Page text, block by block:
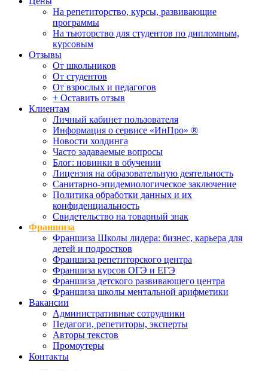
На репетиторство, курсы, развивающие
программы
На тьюторство для студентов по дипломным,
курсовым
Отзывы
От школьников
От студентов
От взрослых и педагогов
+ Оставить отзыв
Клиентам
Личный кабинет пользователя
Информация о сервисе «ИнПро» ®
Новости холдинга
Часто задаваемые вопросы
Блог: новинки в обучении
Лицензия на образовательную деятельность
Санитарно-эпидемиологическое заключение
Политика обработки данных и их
конфиденциальность
Свидетельство на товарный знак
Франшиза
Франшиза Школы лидера: бизнес, карьера для
детей и подростков
Франшиза репетиторского центра
Франшиза курсов ОГЭ и ЕГЭ
Франшиза детского развивающего центра
Франшиза школы ментальной арифметики
Вакансии
Административные сотрудники
Педагоги, репетиторы, эксперты
Авторы текстов
Промоутеры
Контакты